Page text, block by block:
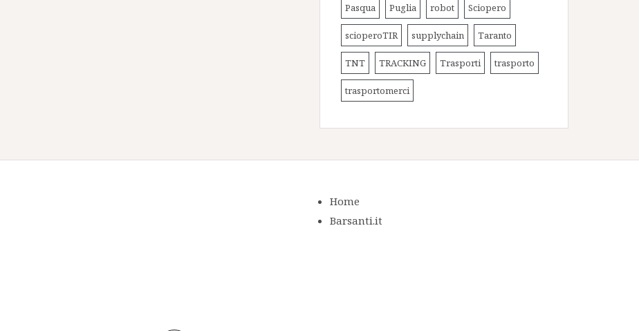
Pasqua Puglia robot Sciopero
scioperoTIR supplychain Taranto
TNT TRACKING Trasporti trasporto
trasportomerci
Home
Barsanti.it